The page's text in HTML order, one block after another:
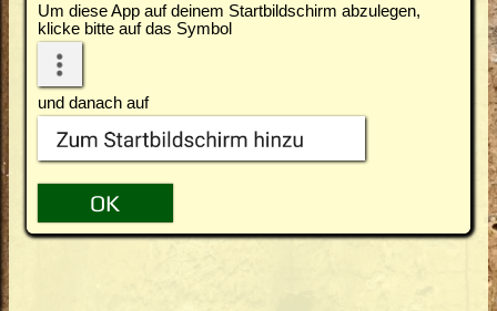
Um diese App auf deinem Startbildschirm abzulegen,
klicke bitte auf das Symbol
und danach auf